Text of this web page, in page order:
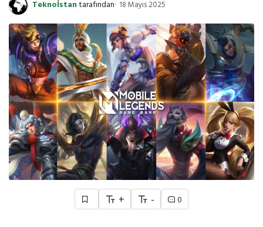
Teknoİstantarafından 18 Mayıs 2025
+ - 0